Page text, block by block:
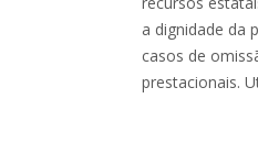
a dignidade da
casos de
prestacionais.